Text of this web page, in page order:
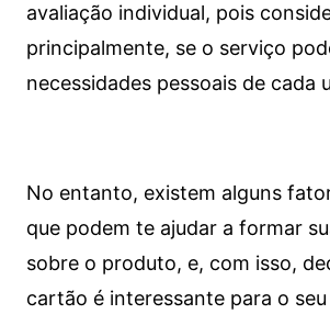
avaliação individual, pois
principalmente, se o serviço
necessidades pessoais de cada
No entanto, existem alguns
que podem te ajudar a formar
sobre o produto, e, com isso,
cartão é interessante para o